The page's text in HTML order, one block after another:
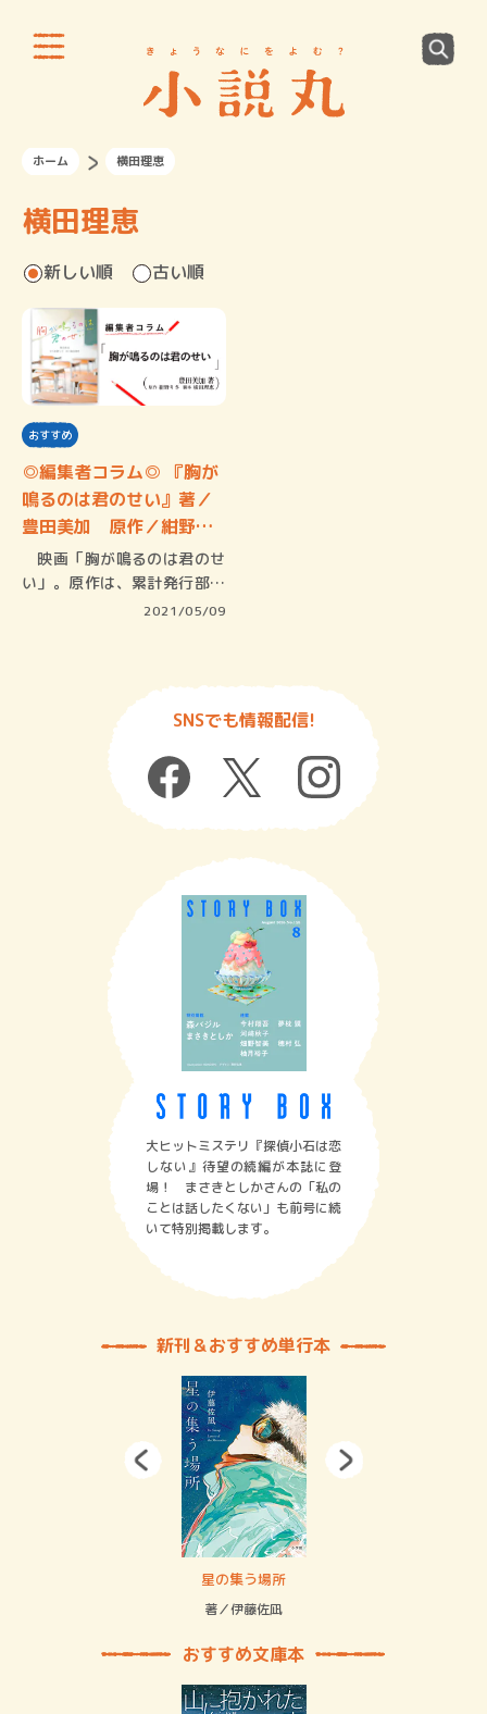
ホーム 横田理恵
横田理恵
新しい順 古い順
おすすめ
◎編集者コラム◎ 『胸が
鳴るのは君のせい』著／
豊田美加 原作／紺野り
さ…
映画「胸が鳴るのは君のせ
い」。原作は、累計発行部数
2021/05/09
SNSでも情報配信!
大ヒットミステリ『探偵小石は恋
しない』待望の続編が本誌に登
場！ まさきとしかさんの「私の
ことは話したくない」も前号に続
いて特別掲載します。
新刊＆おすすめ単行本
星の集う場所
著／伊藤佐凪
おすすめ文庫本